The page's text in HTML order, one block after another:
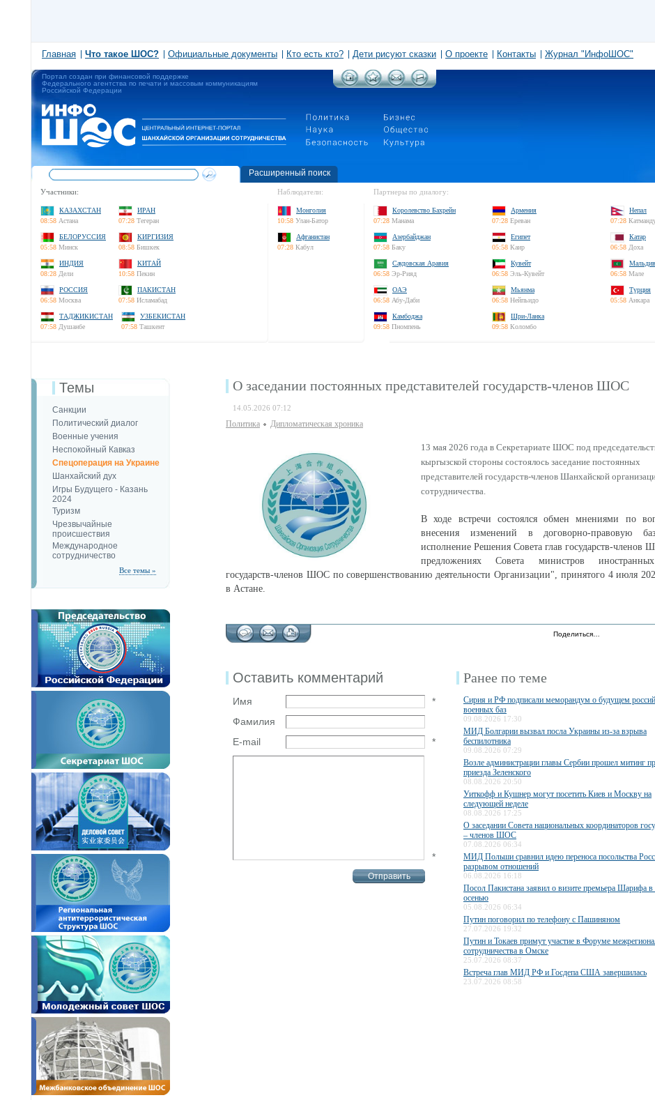
Главная Что такое ШОС? Официальные документы Кто есть кто? Дети рисуют сказки О проекте Контакты Журнал "ИнфоШОС"
Портал создан при финансовой поддержке
Федерального агентства по печати и массовым коммуникациям
Российской Федерации
Расширенный поиск
Участники:
КАЗАХСТАН
08:58 Астана
ИРАН
07:28 Тегеран
БЕЛОРУССИЯ
05:58 Минск
КИРГИЗИЯ
08:58 Бишкек
ИНДИЯ
08:28 Дели
КИТАЙ
10:58 Пекин
РОССИЯ
06:58 Москва
ПАКИСТАН
07:58 Исламабад
ТАДЖИКИСТАН
07:58 Душанбе
УЗБЕКИСТАН
07:58 Ташкент
Наблюдатели:
Монголия
10:58 Улан-Батор
Афганистан
07:28 Кабул
Партнеры по диалогу:
Королевство Бахрейн
07:28 Манама
Армения
07:28 Ереван
Непал
07:28
Азербайджан
07:58 Баку
Египет
05:58 Каир
Катар
06:58 Доха
Саудовская Аравия
06:58 Эр-Рияд
Кувейт
06:58 Эль-Кувейт
06:58 Мале
ОАЭ
06:58 Абу-Даби
Мьянма
06:58 Нейпьидо
Турция
05:58 Анкара
Камбоджа
09:58 Пномпень
Шри-Ланка
09:58 Коломбо
Темы
Санкции
Политический диалог
Военные учения
Неспокойный Кавказ
Спецоперация на Украине
Шанхайский дух
Игры Будущего - Казань
2024
Туризм
Чрезвычайные
происшествия
Международное
сотрудничество
Все темы »
О заседании постоянных представителей государств-членов ШОС
14.05.2026 07:12
Политика Дипломатическая хроника
13 мая 2026 года в Секретариате ШОС под
кыргызской стороны состоялось заседание постоянных
представителей государств-членов Шанхайской
сотрудничества.
В ходе встречи состоялся обмен мнениями по
внесения изменений в договорно-правовую
исполнение Решения Совета глав государств-
предложениях Совета министров
государств-членов ШОС по совершенствованию деятельности Организации", принятого 4 июля
в Астане.
Поделиться…
Оставить комментарий
Имя
*
Фамилия
E-mail
*
*
Ранее по теме
Сирия и РФ подписали меморандум о будущем
военных баз
09.08.2026 17:30
МИД Болгарии вызвал посла Украины из-за взрыва
беспилотника
09.08.2026 07:29
Возле администрации главы Сербии прошел митинг
приезда Зеленского
08.08.2026 20:50
Уиткофф и Кушнер могут посетить Киев и Москву на
следующей неделе
08.08.2026 17:25
О заседании Совета национальных координаторов
– членов ШОС
07.08.2026 06:34
МИД Польши сравнил идею переноса посольства
разрывом отношений
06.08.2026 16:18
Посол Пакистана заявил о визите премьера Шарифа
осенью
05.08.2026 06:34
Путин поговорил по телефону с Пашиняном
27.07.2026 19:32
Путин и Токаев примут участие в Форуме
сотрудничества в Омске
25.07.2026 08:37
Встреча глав МИД РФ и Госдепа США завершилась
23.07.2026 08:58